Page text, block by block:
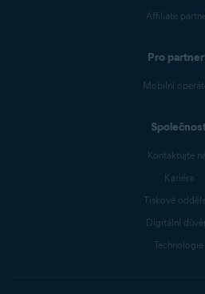
Affiliate
Pro
Mobilní
Kontaktujte
Kariéra
Tiskové
Digitální
Technologie